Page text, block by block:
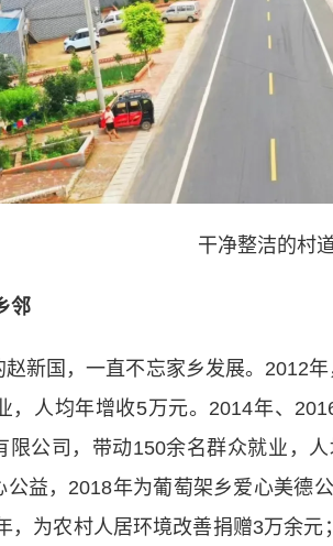
干净整洁的村
邻
国，一直不忘家乡发展。2012年
，人均年增收5万元。2014年、
限公司，带动150余名群众就业，
公益，2018年为葡萄架乡爱心美德
，为农村人居环境改善捐赠3万余